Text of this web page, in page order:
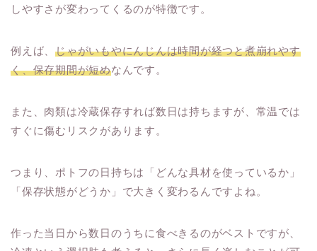
しやすさが変わってくるのが特徴です。
例えば、じゃがいもやにんじんは時間が経つと煮崩れやす
く、保存期間が短めなんです。
また、肉類は冷蔵保存すれば数日は持ちますが、常温では
すぐに傷むリスクがあります。
つまり、ポトフの日持ちは「どんな具材を使っているか」
「保存状態がどうか」で大きく変わるんですよね。
作った当日から数日のうちに食べきるのがベストですが、